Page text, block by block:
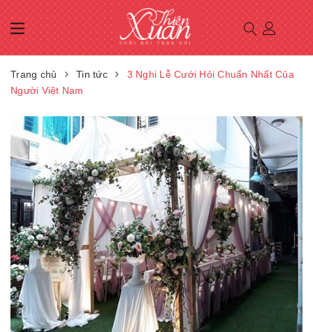
Trang chủ Tin tức
3 Nghi Lễ Cưới Hỏi Chuẩn Nhất Của
Người Việt Nam